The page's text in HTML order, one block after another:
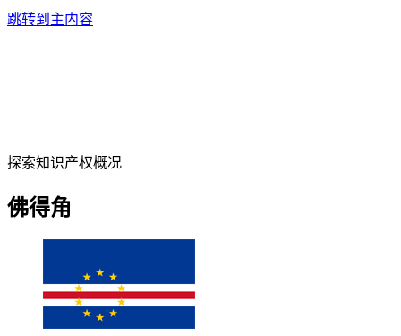
跳转到主内容
探索知识产权概况
佛得角